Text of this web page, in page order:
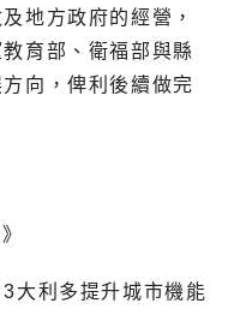
地方政府的經營，
育部、衛福部與縣
向，俾利後續做完
大利多提升城市機能